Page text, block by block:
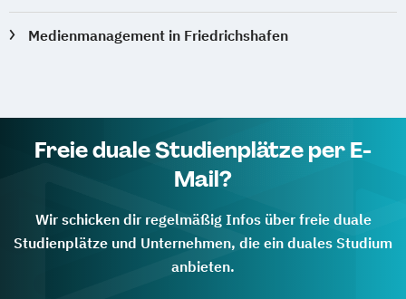
Medienmanagement in Friedrichshafen
Freie duale Studienplätze per E-
Mail?
Wir schicken dir regelmäßig Infos über freie duale
Studienplätze und Unternehmen, die ein duales Studium
anbieten.